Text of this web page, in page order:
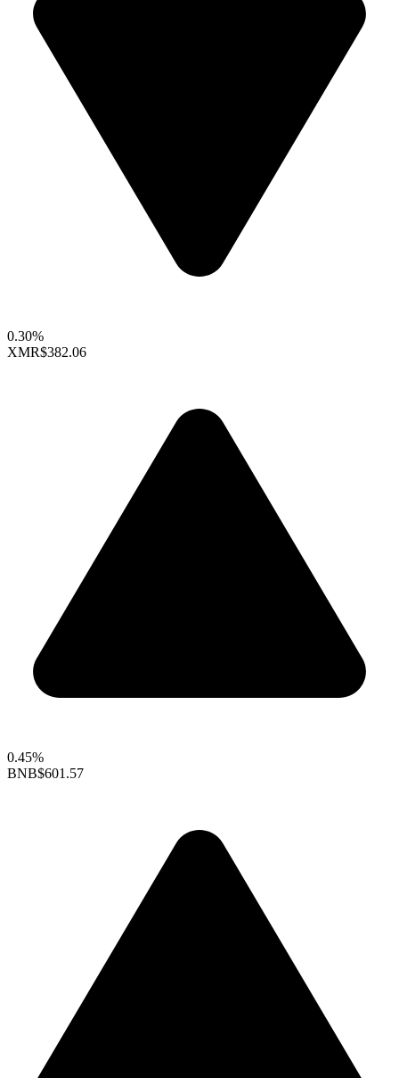
0.30%
XMR$382.06
0.45%
BNB$601.57